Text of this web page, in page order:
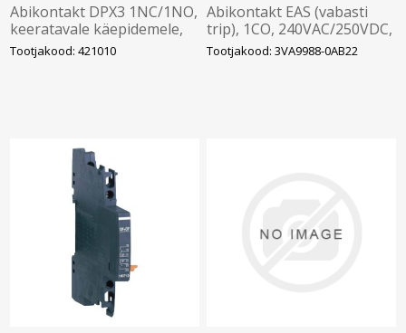
Abikontakt DPX3 1NC/1NO,
keeratavale käepidemele,
Legrand
Tootjakood: 421010
Abikontakt EAS (vabasti
trip), 1CO, 240VAC/250VDC,
Ith 6A, 7mm, 3VA2, Siemens
Tootjakood: 3VA9988-0AB22